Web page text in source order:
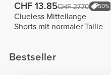
CHF 13.85CHF 27.70 50%
Clueless Mittellange
Shorts mit normaler Taille
Bestseller